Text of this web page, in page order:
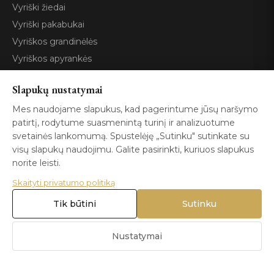
Vyriški žiedai
Vyriški pakabukai
Vyriškos grandinėlės
Vyriškos apyrankės
Paslaugos
Individualus dizainas
Restauravimas
Vertinimas
Konsultacijos
Pristatymas ir grąžinimas
Slapukų nustatymai
Mes naudojame slapukus, kad pagerintume jūsų naršymo
patirtį, rodytume suasmenintą turinį ir analizuotume
svetainės lankomumą. Spustelėję „Sutinku" sutinkate su
visų slapukų naudojimu. Galite pasirinkti, kuriuos slapukus
norite leisti.
Skaityti privatumo politiką
Nustatymai
Tik būtini Sutinku